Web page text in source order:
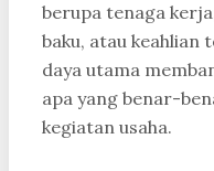
berupa tenaga
baku, atau
daya utama
apa yang benar-
kegiatan usaha.